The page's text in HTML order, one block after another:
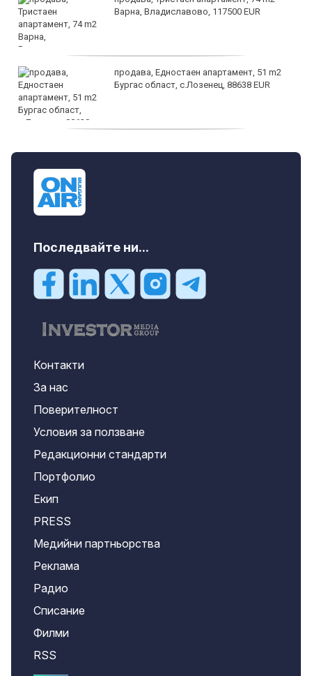
Варна, Владиславово, 117500 EUR
продава, Едностаен апартамент, 51 m2
Бургас област, с.Лозенец, 88638 EUR
Последвайте ни...
Контакти
За нас
Поверителност
Условия за ползване
Редакционни стандарти
Портфолио
Екип
PRESS
Медийни партньорства
Реклама
Радио
Списание
Филми
RSS